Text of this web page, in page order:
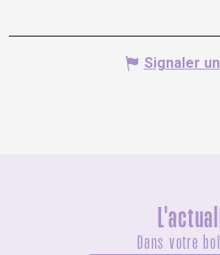
Signaler
Dans votre